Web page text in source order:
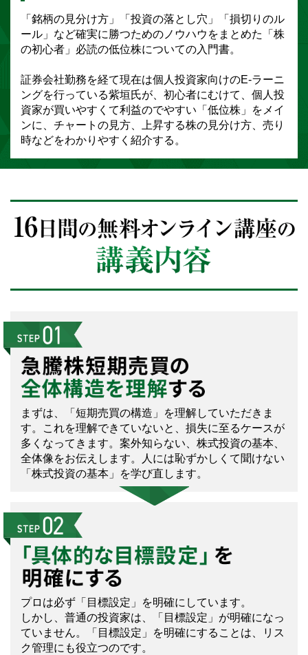
「銘柄の見分け方」「投資の落とし穴」「損切りのル
ール」など確実に勝つためのノウハウをまとめた「株
の初心者」必読の低位株についての入門書。
証券会社勤務を経て現在は個人投資家向けのE-ラーニ
ングを行っている紫垣氏が、初心者にむけて、個人投
資家が買いやすくて利益のでやすい「低位株」をメイ
ンに、チャートの見方、上昇する株の見分け方、売り
時などをわかりやすく紹介する。
まずは、「短期売買の構造」を理解していただきま
す。これを理解できていないと、損失に至るケースが
多くなってきます。案外知らない、株式投資の基本、
全体像をお伝えします。人には恥ずかしくて聞けない
「株式投資の基本」を学び直します。
プロは必ず「目標設定」を明確にしています。
しかし、普通の投資家は、「目標設定」が明確になっ
ていません。「目標設定」を明確にすることは、リス
ク管理にも役立つのです。